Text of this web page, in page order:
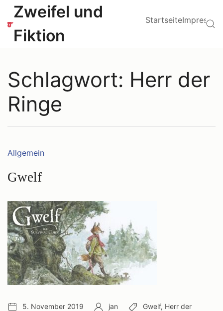
Zum
Inhalt
springen
Zweifel und
Fiktion
StartseiteImpressum
Schlagwort: Herr der
Ringe
Kategorien:
Allgemein
Gwelf
Veröffentlichungsdatum:
5. November 2019 Autor:
jan Schlagwörter:
Gwelf, Herr der